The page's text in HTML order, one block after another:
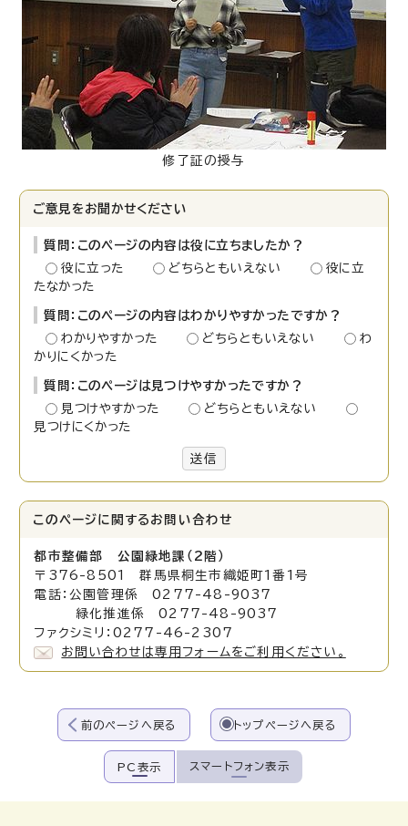
修了証の授与
ご意見をお聞かせください
質問：このページの内容は役に立ちましたか？
役に立った
どちらともいえない
役に立
たなかった
質問：このページの内容はわかりやすかったですか？
わかりやすかった
どちらともいえない
わ
かりにくかった
質問：このページは見つけやすかったですか？
見つけやすかった
どちらともいえない
見つけにくかった
送信
このページに関する お問い合わせ
都市整備部 公園緑地課（2階）
〒376-8501 群馬県桐生市織姫町1番1号
電話：公園管理係 0277-48-9037
緑化推進係 0277-48-9037
ファクシミリ：0277-46-2307
お問い合わせは専用フォームをご利用ください。
前のページへ戻る トップページへ戻る
PC表示 スマートフォン表示